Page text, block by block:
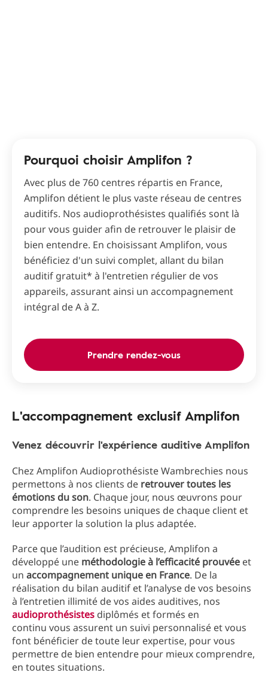
Pourquoi choisir Amplifon ?
Avec plus de 760 centres répartis en France,
Amplifon détient le plus vaste réseau de centres
auditifs. Nos audioprothésistes qualifiés sont là
pour vous guider afin de retrouver le plaisir de
bien entendre. En choisissant Amplifon, vous
bénéficiez d'un suivi complet, allant du bilan
auditif gratuit* à l'entretien régulier de vos
appareils, assurant ainsi un accompagnement
intégral de A à Z.
Prendre rendez-vous
L'accompagnement exclusif Amplifon
Venez découvrir l'expérience auditive Amplifon
Chez Amplifon Audioprothésiste Wambrechies nous
permettons à nos clients de retrouver toutes les
émotions du son. Chaque jour, nous œuvrons pour
comprendre les besoins uniques de chaque client et
leur apporter la solution la plus adaptée.
Parce que l’audition est précieuse, Amplifon a
développé une méthodologie à l’efficacité prouvée et
un accompagnement unique en France. De la
réalisation du bilan auditif et l’analyse de vos besoins
à l’entretien illimité de vos aides auditives, nos
audioprothésistes diplômés et formés en
continu vous assurent un suivi personnalisé et vous
font bénéficier de toute leur expertise, pour vous
permettre de bien entendre pour mieux comprendre,
en toutes situations.